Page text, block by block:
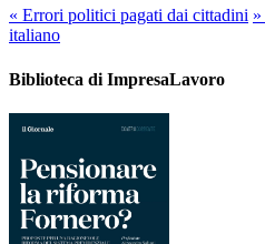
« Errori politici pagati dai cittadini »
italiano
Biblioteca di ImpresaLavoro